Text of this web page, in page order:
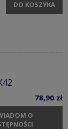
DO KOSZYKA
78,90 zł
O